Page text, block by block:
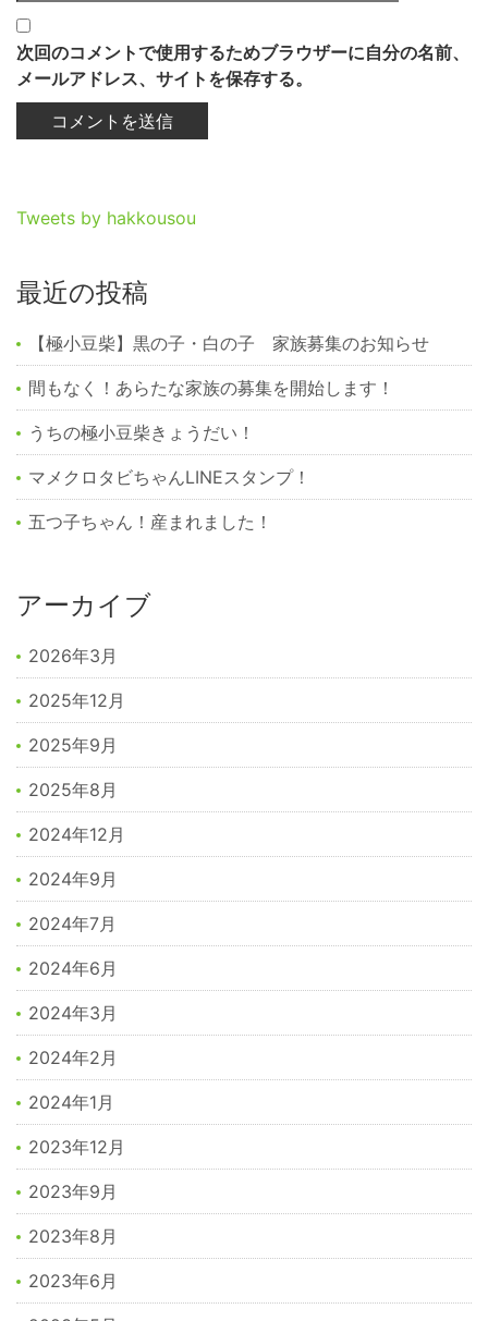
次回のコメントで使用するためブラウザーに自分の名前、
メールアドレス、サイトを保存する。
Tweets by hakkousou
最近の投稿
【極小豆柴】黒の子・白の子 家族募集のお知らせ
間もなく！あらたな家族の募集を開始します！
うちの極小豆柴きょうだい！
マメクロタビちゃんLINEスタンプ！
五つ子ちゃん！産まれました！
アーカイブ
2026年3月
2025年12月
2025年9月
2025年8月
2024年12月
2024年9月
2024年7月
2024年6月
2024年3月
2024年2月
2024年1月
2023年12月
2023年9月
2023年8月
2023年6月